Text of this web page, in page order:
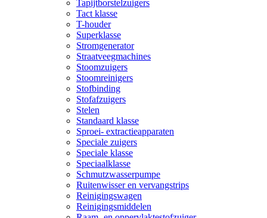
Tapijtborstelzuigers
Tact klasse
T-houder
Superklasse
Stromgenerator
Straatveegmachines
Stoomzuigers
Stoomreinigers
Stofbinding
Stofafzuigers
Stelen
Standaard klasse
Sproei- extractieapparaten
Speciale zuigers
Speciale klasse
Speciaalklasse
Schmutzwasserpumpe
Ruitenwisser en vervangstrips
Reinigingswagen
Reinigingsmiddelen